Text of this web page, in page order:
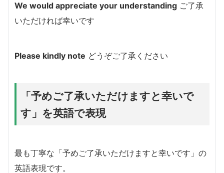
We would appreciate your understanding ご了承
いただければ幸いです
Please kindly note どうぞご了承ください
「予めご了承いただけますと幸いで
す」を英語で表現
最も丁寧な「予めご了承いただけますと幸いです」の
英語表現です。